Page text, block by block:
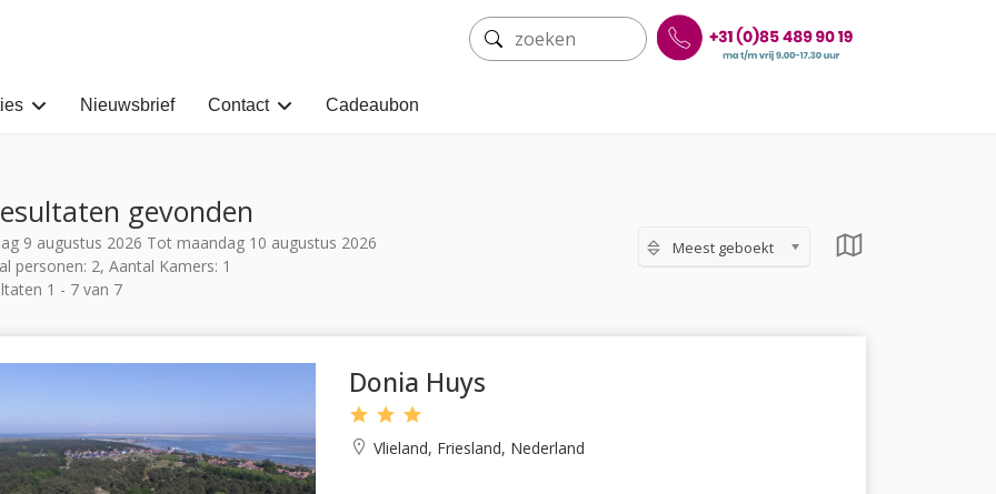
Nieuwsbrief Contact Cadeaubon
gevonden
9 augustus 2026 Tot maandag 10 augustus 2026
personen: 2, Aantal Kamers: 1
1 - 7 van 7
Meest geboekt
Donia Huys
Vlieland, Friesland, Nederland